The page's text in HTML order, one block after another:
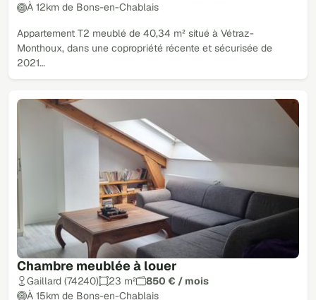
À 12km de Bons-en-Chablais
Appartement T2 meublé de 40,34 m² situé à Vétraz-
Monthoux, dans une copropriété récente et sécurisée de
2021…
Chambre meublée à louer
Gaillard (74240) 23 m²
850 € / mois
À 15km de Bons-en-Chablais